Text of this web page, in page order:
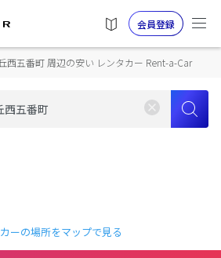
会員登録
西五番町 周辺の安い レンタカー Rent-a-Car
ーの場所をマップで見る